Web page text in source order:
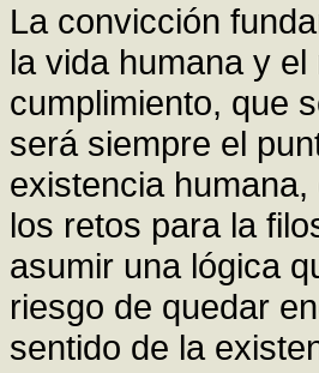
La convicción
la vida humana y
cumplimiento, que
será siempre el
existencia
los retos para la
asumir una lógica
riesgo de quedar
sentido de la